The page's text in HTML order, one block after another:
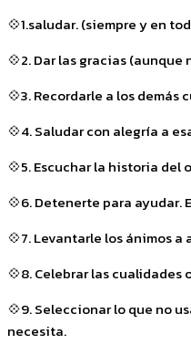
💠1.saludar. (siempre y en
💠2. Dar las gracias (aunque
💠3. Recordarle a los demás
💠4. Saludar con alegría a
💠5. Escuchar la historia del
💠6. Detenerte para
💠7. Levantarle los ánimos a
💠8. Celebrar las cualidades
💠9. Seleccionar lo que no
necesita.